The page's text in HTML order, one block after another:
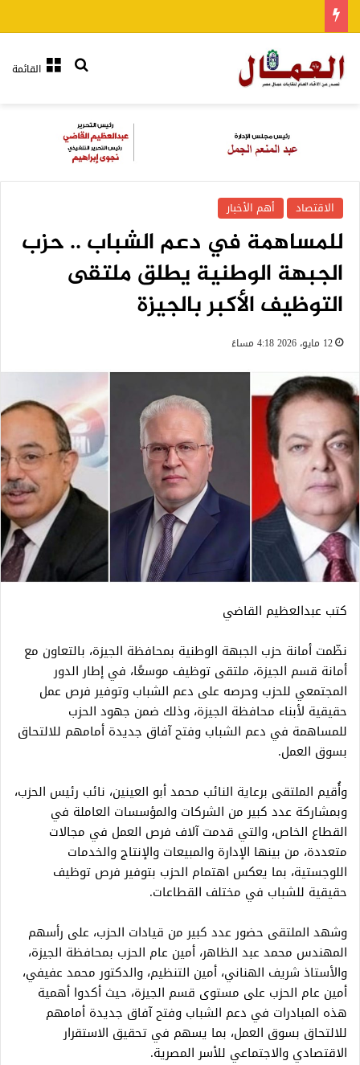
القائمةبحث عن
الاقتصاد أهم الأخبار
للمساهمة في دعم الشباب .. حزب
الجبهة الوطنية يطلق ملتقى
التوظيف الأكبر بالجيزة
12 مايو، 2026 4:18 مساءً
كتب عبدالعظيم القاضي
نظّمت أمانة حزب الجبهة الوطنية بمحافظة الجيزة، بالتعاون مع
أمانة قسم الجيزة، ملتقى توظيف موسعًا، في إطار الدور
المجتمعي للحزب وحرصه على دعم الشباب وتوفير فرص عمل
حقيقية لأبناء محافظة الجيزة، وذلك ضمن جهود الحزب
للمساهمة في دعم الشباب وفتح آفاق جديدة أمامهم للالتحاق
بسوق العمل.
وأُقيم الملتقى برعاية النائب محمد أبو العينين، نائب رئيس الحزب،
وبمشاركة عدد كبير من الشركات والمؤسسات العاملة في
القطاع الخاص، والتي قدمت آلاف فرص العمل في مجالات
متعددة، من بينها الإدارة والمبيعات والإنتاج والخدمات
اللوجستية، بما يعكس اهتمام الحزب بتوفير فرص توظيف
حقيقية للشباب في مختلف القطاعات.
وشهد الملتقى حضور عدد كبير من قيادات الحزب، على رأسهم
المهندس محمد عبد الظاهر، أمين عام الحزب بمحافظة الجيزة،
والأستاذ شريف الهناني، أمين التنظيم، والدكتور محمد عفيفي،
أمين عام الحزب على مستوى قسم الجيزة، حيث أكدوا أهمية
هذه المبادرات في دعم الشباب وفتح آفاق جديدة أمامهم
للالتحاق بسوق العمل، بما يسهم في تحقيق الاستقرار
الاقتصادي والاجتماعي للأسر المصرية.